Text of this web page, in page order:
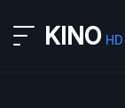
KINO HD